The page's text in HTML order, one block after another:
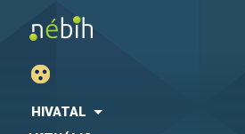
HIVATAL